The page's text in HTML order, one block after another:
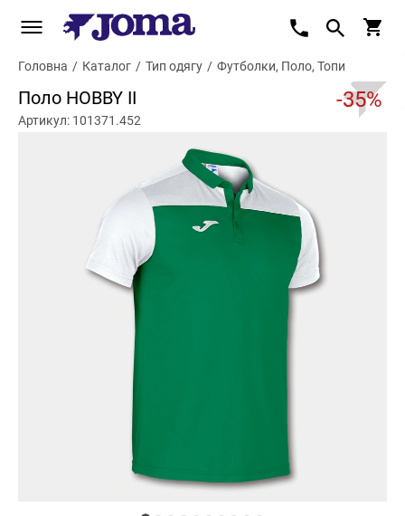
Головна / Каталог / Тип одягу / Футболки, Поло, Топи
Поло HOBBY II -35%
Артикул: 101371.452